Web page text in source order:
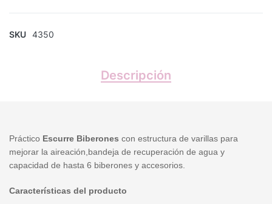
SKU 4350
Descripción
Práctico Escurre Biberones con estructura de varillas para
mejorar la aireación,bandeja de recuperación de agua y
capacidad de hasta 6 biberones y accesorios.
Características del producto